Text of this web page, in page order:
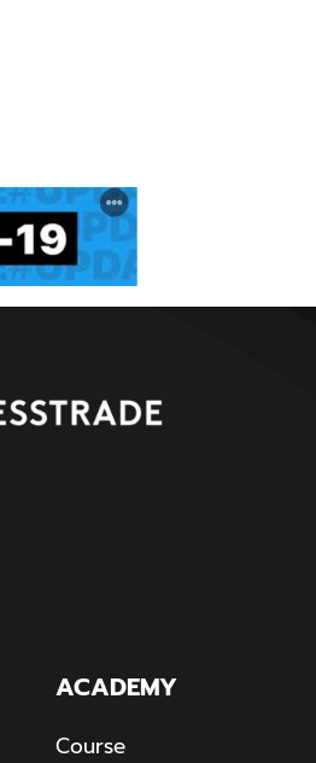
ACADEMY
Course